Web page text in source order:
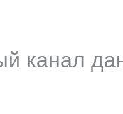
канал